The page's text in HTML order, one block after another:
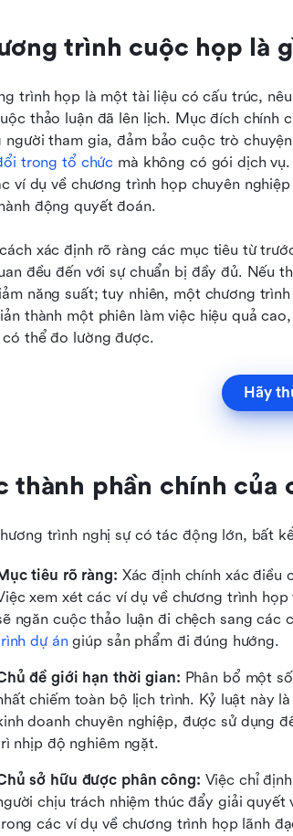
trình cuộc họp là
trình họp là một tài liệu có cấu trúc,
thảo luận đã lên lịch. Mục đích chính
người tham gia, đảm bảo cuộc trò
trong tổ chức mà không có gói dịch
ví dụ về chương trình họp chuyên
động quyết đoán.
xác định rõ ràng các mục tiêu từ
đều đến với sự chuẩn bị đầy đủ. Nếu
năng suất; tuy nhiên, một chương
thành một phiên làm việc hiệu quả
có thể đo lường được.
Hãy
thành phần chính
trình nghị sự có tác động lớn, bất
tiêu rõ ràng: Xác định chính xác điều
xem xét các ví dụ về chương trình
ngăn cuộc thảo luận đi chệch sang các
dự án giúp sản phẩm đi đúng hướng.
đề giới hạn thời gian: Phân bổ một
chiếm toàn bộ lịch trình. Kỷ luật này
doanh chuyên nghiệp, được sử dụng
nhịp độ nghiêm ngặt.
sở hữu được phân công: Việc chỉ
chịu trách nhiệm thúc đẩy giải
các ví dụ về chương trình họp lãnh